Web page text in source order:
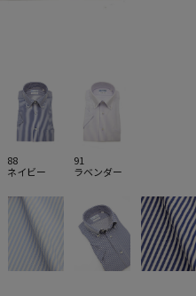
88
ネイビー
91
ラベンダー